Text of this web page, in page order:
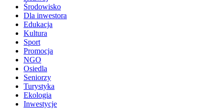
Środowisko
Dla inwestora
Edukacja
Kultura
Sport
Promocja
NGO
Osiedla
Seniorzy
Turystyka
Ekologia
Inwestycje